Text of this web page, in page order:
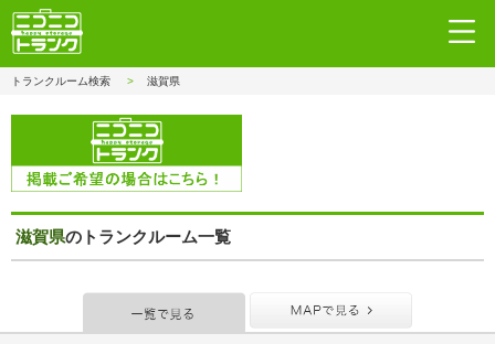
トランクルーム検索 滋賀県
滋賀県のトランクルーム一覧